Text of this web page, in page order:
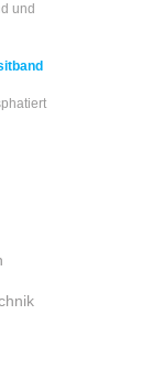
und